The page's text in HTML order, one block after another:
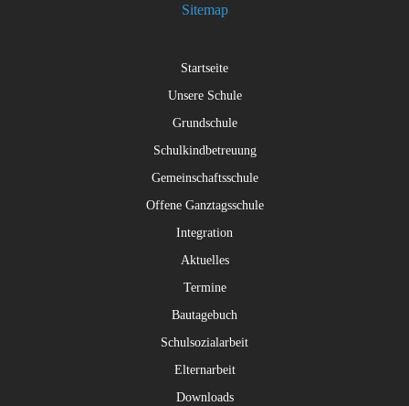
Sitemap
Startseite
Unsere Schule
Grundschule
Schulkindbetreuung
Gemeinschaftsschule
Offene Ganztagsschule
Integration
Aktuelles
Termine
Bautagebuch
Schulsozialarbeit
Elternarbeit
Downloads